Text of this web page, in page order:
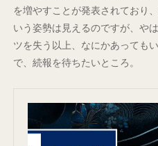
を増やすことが発表されており
いう姿勢は見えるのですが、や
ツを失う以上、なにかあっても
で、続報を待ちたいところ。